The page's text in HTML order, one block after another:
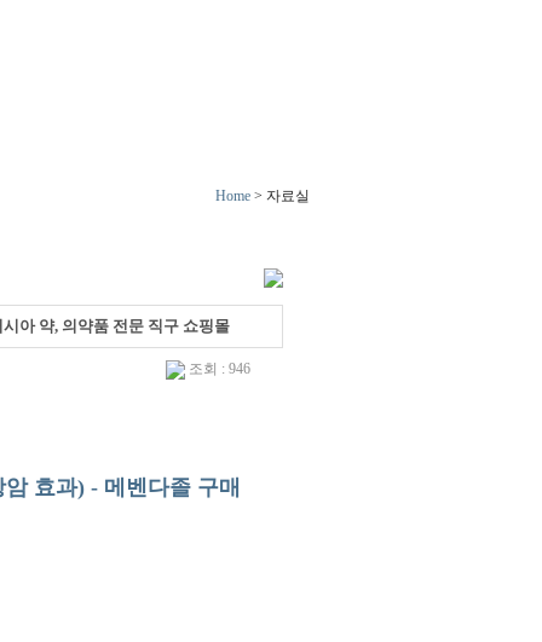
Home > 자료실
아 약, 의약품 전문 직구 쇼핑몰
조회 : 946
효과) - 메벤다졸 구매